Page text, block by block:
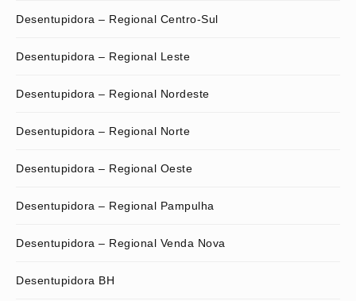
Desentupidora – Regional Centro-Sul
Desentupidora – Regional Leste
Desentupidora – Regional Nordeste
Desentupidora – Regional Norte
Desentupidora – Regional Oeste
Desentupidora – Regional Pampulha
Desentupidora – Regional Venda Nova
Desentupidora BH